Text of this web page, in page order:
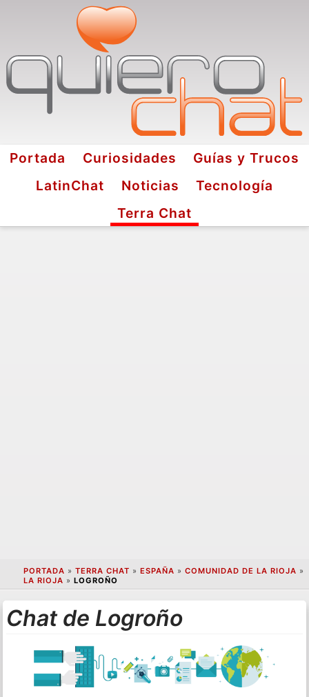
Portada Curiosidades
Guías y Trucos
LatinChat
Noticias
Tecnología
Terra Chat
PORTADA » TERRA CHAT » ESPAÑA » COMUNIDAD DE LA RIOJA »
LA RIOJA » LOGROÑO
Chat de Logroño